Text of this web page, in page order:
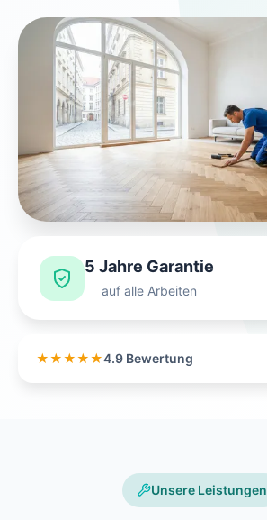
5 Jahre Garantie
auf alle Arbeiten
★★★★★4.9 Bewertung
Unsere Leistungen